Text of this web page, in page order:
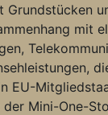
Grundstücken
mit
EU-
Mini-One-